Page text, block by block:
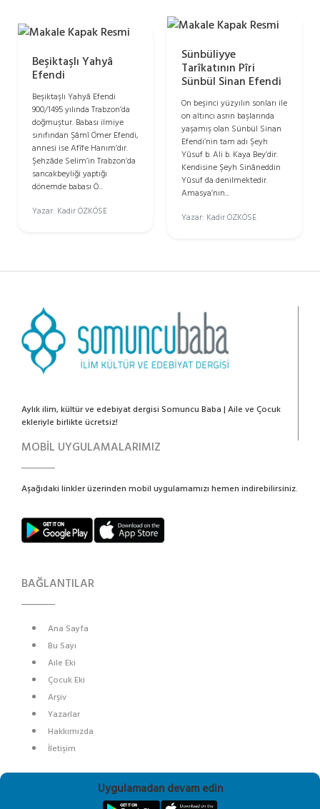
Beşiktaşlı Yahyâ
Efendi
Beşiktaşlı Yahyâ Efendi
900/1495 yılında Trabzon’da
doğmuştur. Babası ilmiye
sınıfından Şâmî Ömer Efendi,
annesi ise Afîfe Hanım’dır.
Şehzâde Selim’in Trabzon’da
sancakbeyliği yaptığı
dönemde babası Ö...
Yazar: Kadir ÖZKÖSE
Sünbüliyye
Tarîkatının Pîri
Sünbül Sinan Efendi
On beşinci yüzyılın sonları ile
on altıncı asrın başlarında
yaşamış olan Sünbül Sinan
Efendi’nin tam adı Şeyh
Yûsuf b. Ali b. Kaya Bey’dir.
Kendisine Şeyh Sinâneddin
Yûsuf da denilmektedir.
Amasya’nın...
Yazar: Kadir ÖZKÖSE
Aylık ilim, kültür ve edebiyat dergisi Somuncu Baba | Aile ve Çocuk
ekleriyle birlikte ücretsiz!
MOBİL UYGULAMALARIMIZ
Aşağıdaki linkler üzerinden mobil uygulamamızı hemen indirebilirsiniz.
BAĞLANTILAR
Ana Sayfa
Bu Sayı
Aile Eki
Çocuk Eki
Arşiv
Yazarlar
Hakkımızda
İletişim
SOSYAL MEDYA
Uygulamadan devam edin